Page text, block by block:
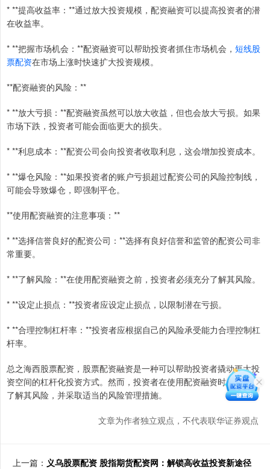
* **提高收益率：**通过放大投资规模，配资融资可以提高投资者的潜
在收益率。
* **把握市场机会：**配资融资可以帮助投资者抓住市场机会， 短线股
票配资在市场上涨时快速扩大投资规模。
**配资融资的风险：**
* **放大亏损：**配资融资虽然可以放大收益，但也会放大亏损。如果
市场下跌，投资者可能会面临更大的损失。
* **利息成本：**配资公司会向投资者收取利息，这会增加投资成本。
* **爆仓风险：**如果投资者的账户亏损超过配资公司的风险控制线，
可能会导致爆仓，即强制平仓。
**使用配资融资的注意事项：**
* **选择信誉良好的配资公司：**选择有良好信誉和监管的配资公司非
常重要。
* **了解风险：**在使用配资融资之前，投资者必须充分了解其风险。
* **设定止损点：**投资者应设定止损点，以限制潜在亏损。
* **合理控制杠杆率：**投资者应根据自己的风险承受能力合理控制杠
杆率。
总之海西股票配资，股票配资融资是一种可以帮助投资者撬动更大投
资空间的杠杆化投资方式。然而，投资者在使用配资融资时必须充分
了解其风险，并采取适当的风险管理措施。
文章为作者独立观点，不代表联华证券观点
上一篇： 义乌股票配资 股指期货配资网：解锁高收益投资新途径